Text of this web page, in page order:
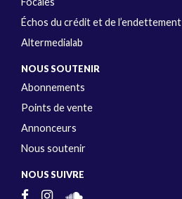
Échos du crédit et de l’endettement
Altermedialab
NOUS SOUTENIR
Abonnements
Points de vente
Annonceurs
Nous soutenir
NOUS SUIVRE